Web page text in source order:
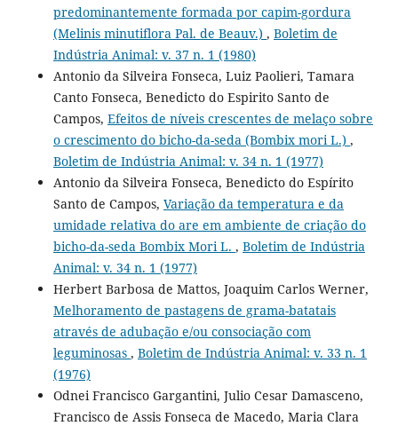
predominantemente formada por capim-gordura
(Melinis minutiflora Pal. de Beauv.) , Boletim de
Indústria Animal: v. 37 n. 1 (1980)
Antonio da Silveira Fonseca, Luiz Paolieri, Tamara
Canto Fonseca, Benedicto do Espirito Santo de
Campos, Efeitos de níveis crescentes de melaço sobre
o crescimento do bicho-da-seda (Bombix mori L.) ,
Boletim de Indústria Animal: v. 34 n. 1 (1977)
Antonio da Silveira Fonseca, Benedicto do Espírito
Santo de Campos, Variação da temperatura e da
umidade relativa do are em ambiente de criação do
bicho-da-seda Bombix Mori L. , Boletim de Indústria
Animal: v. 34 n. 1 (1977)
Herbert Barbosa de Mattos, Joaquim Carlos Werner,
Melhoramento de pastagens de grama-batatais
através de adubação e/ou consociação com
leguminosas , Boletim de Indústria Animal: v. 33 n. 1
(1976)
Odnei Francisco Gargantini, Julio Cesar Damasceno,
Francisco de Assis Fonseca de Macedo, Maria Clara